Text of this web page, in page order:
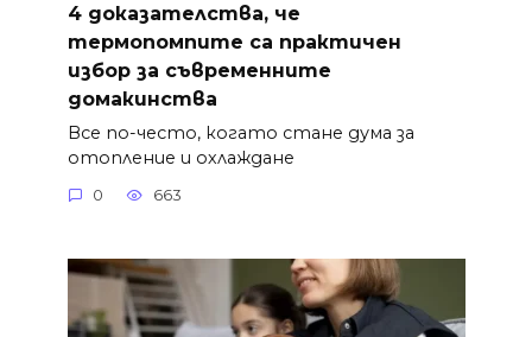
4 доказателства, че
термопомпите са практичен
избор за съвременните
домакинства
Все по-често, когато стане дума за
отопление и охлаждане
0 663